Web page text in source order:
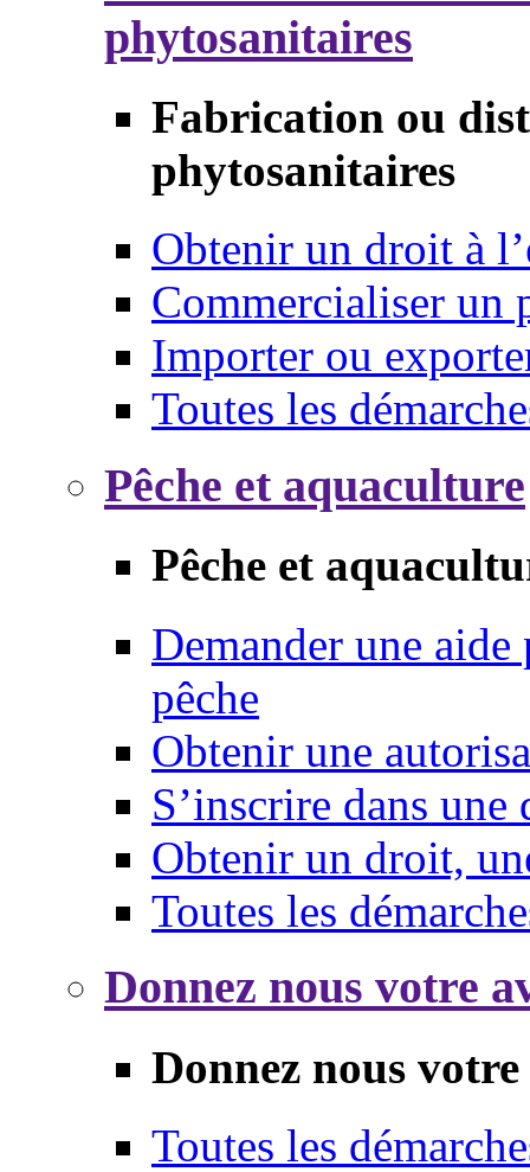
phytosanitaires
Fabrication ou
phytosanitaires
Obtenir un droit à
Commercialiser un
Importer ou
Toutes les
Pêche et aquaculture
Pêche et
Demander une
pêche
Obtenir une
S’inscrire dans une
Obtenir un droit,
Toutes les
Donnez nous votre
Donnez nous
Toutes les